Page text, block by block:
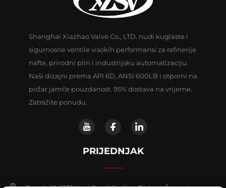
Shanghai Xiazhao Valve Co., LTD. nudi kuglaste i
sigurnosne ventile visokih performansi za rafinerije
nafte, prirodni plin i industrijsku automatizaciju.
Naši dizajni prema API 6D, ANSI 600LB i otporni na
požar jamče pouzdanost. 95% dostava na vrijeme.
Zatražite ponudu.
PRIJEDNJAK